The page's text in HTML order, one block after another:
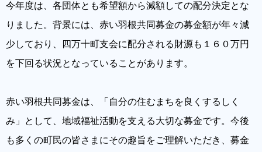
今年度は、各団体とも希望額から減額しての配分決定とな
りました。背景には、赤い羽根共同募金の募金額が年々減
少しており、四万十町支会に配分される財源も１６０万円
を下回る状況となっていることがあります。
赤い羽根共同募金は、「自分の住むまちを良くするしく
み」として、地域福祉活動を支える大切な募金です。今後
も多くの町民の皆さまにその趣旨をご理解いただき、募金